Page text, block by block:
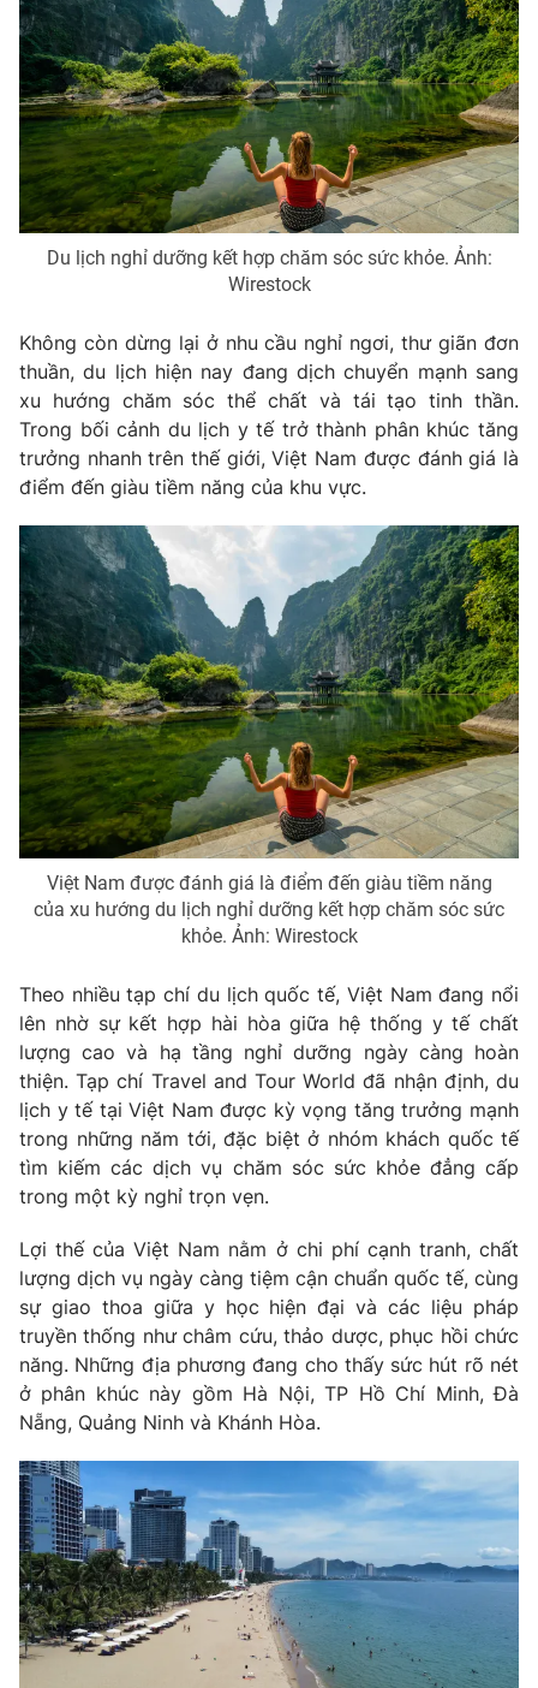
Góc doanh nghiệp
Truyền hình
Phim VTV
Hậu trường
Nhân vật
Khán giả
Giải sao mai
Giải trí
Điện ảnh
Âm nhạc
Sao
Đời sống
Du lịch
Làm đẹp
Giáo dục
Học trực tuyến
Hitech Công nghệ tương lai
Sản phẩm
Thị trường
Tư vấn
Giao lưu trực tuyến
Lịch phát sóng
Chuyên mục khác
Emagazine Podcast
Photo Infographic
Video Shorts video
VTV Money VTV Thể thao
VTV Sức khoẻ Bất động sản
Tấm lòng Việt
VTV4 Vươn mình bằng AI
VTV9 VTV8
Liên hệ tòa soạn English
THỜI BÁO VTV
Theo dõi báo trên
Cơ quan báo chí:Thời báo VTV
Giấy phép hoạt động báo in và báo điện tử số 483/GP-BTTTT
cấp ngày 29/12/2023
Tổng Biên tập:Vũ Thanh Thủy
Phó Tổng Biên tập:Nguyễn Thị Mỹ Hạnh, Phạm Quốc Thắng,
Nguyễn Trọng Ninh
Tổng đài VTV: 024.38 355 931 - 024.38 355 932
Du lịch nghỉ dưỡng kết hợp chăm sóc sức khỏe. Ảnh:
Wirestock
Không còn dừng lại ở nhu cầu nghỉ ngơi, thư giãn đơn
thuần, du lịch hiện nay đang dịch chuyển mạnh sang
xu hướng chăm sóc thể chất và tái tạo tinh thần.
Trong bối cảnh du lịch y tế trở thành phân khúc tăng
trưởng nhanh trên thế giới, Việt Nam được đánh giá là
điểm đến giàu tiềm năng của khu vực.
Việt Nam được đánh giá là điểm đến giàu tiềm năng
của xu hướng du lịch nghỉ dưỡng kết hợp chăm sóc sức
khỏe. Ảnh: Wirestock
Theo nhiều tạp chí du lịch quốc tế, Việt Nam đang nổi
lên nhờ sự kết hợp hài hòa giữa hệ thống y tế chất
lượng cao và hạ tầng nghỉ dưỡng ngày càng hoàn
thiện. Tạp chí Travel and Tour World đã nhận định, du
lịch y tế tại Việt Nam được kỳ vọng tăng trưởng mạnh
trong những năm tới, đặc biệt ở nhóm khách quốc tế
tìm kiếm các dịch vụ chăm sóc sức khỏe đẳng cấp
trong một kỳ nghỉ trọn vẹn.
Lợi thế của Việt Nam nằm ở chi phí cạnh tranh, chất
lượng dịch vụ ngày càng tiệm cận chuẩn quốc tế, cùng
sự giao thoa giữa y học hiện đại và các liệu pháp
truyền thống như châm cứu, thảo dược, phục hồi chức
năng. Những địa phương đang cho thấy sức hút rõ nét
ở phân khúc này gồm Hà Nội, TP Hồ Chí Minh, Đà
Nẵng, Quảng Ninh và Khánh Hòa.